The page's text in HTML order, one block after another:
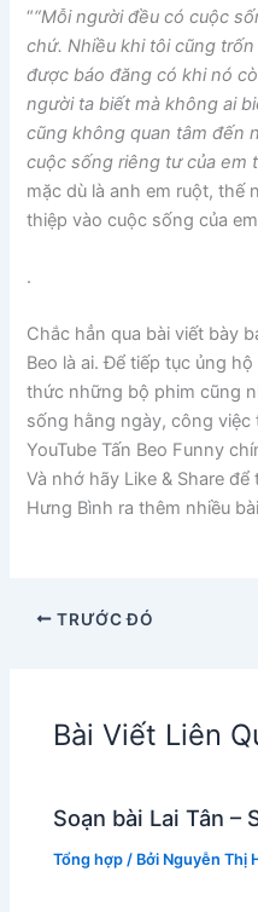
““Mỗi người đều có cuộc
chứ. Nhiều khi tôi cũng
được báo đăng có khi nó
người ta biết mà không ai
cũng không quan tâm đến
cuộc sống riêng tư của em
mặc dù là anh em ruột, thế
thiệp vào cuộc sống của
.
Chắc hẳn qua bài viết bày
Beo là ai. Để tiếp tục ủng
thức những bộ phim cũng
sống hằng ngày, công việc
YouTube Tấn Beo Funny
Và nhớ hãy Like & Share
Hưng Bình ra thêm nhiều
TRƯỚC ĐÓ
Bài Viết Liên
Soạn bài Lai Tân –
Tổng hợp / Bởi Nguyễn Thị